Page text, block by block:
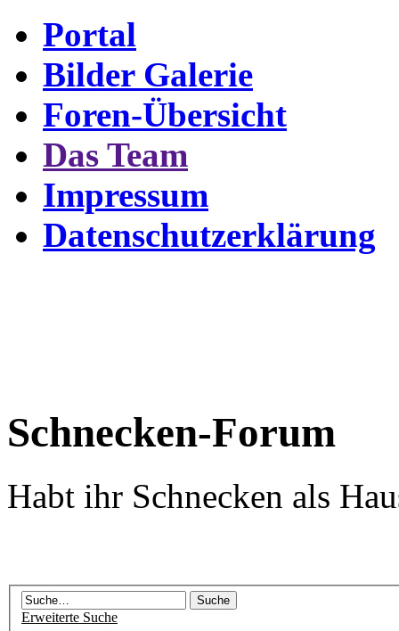
Portal
Bilder Galerie
Foren-Übersicht
Das Team
Impressum
Datenschutzerklärung
Schnecken-Forum
Habt ihr Schnecken als
Erweiterte Suche